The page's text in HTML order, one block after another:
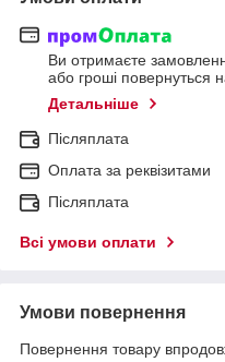
Ви отримаєте
або гроші повернуться
Детальніше
Післяплата
Оплата за реквізитами
Післяплата
Всі умови оплати
Умови повернення
Повернення товару